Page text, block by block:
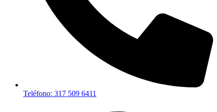
Teléfono: 317 509 6411